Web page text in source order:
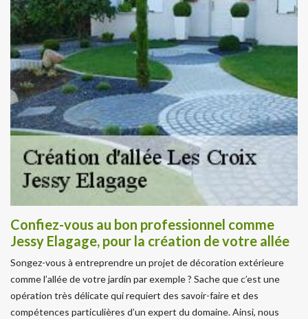
Confiez-vous au bon professionnel comme
Jessy Elagage, pour la création de votre allée
Songez-vous à entreprendre un projet de décoration extérieure
comme l’allée de votre jardin par exemple ? Sache que c’est une
opération très délicate qui requiert des savoir-faire et des
compétences particulières d’un expert du domaine. Ainsi, nous